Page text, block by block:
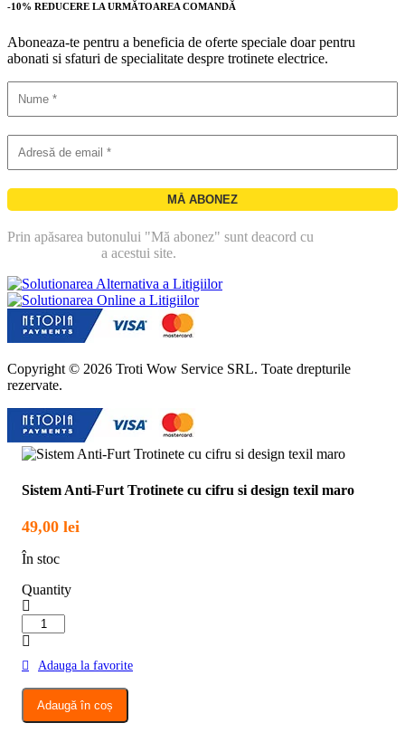
-10% REDUCERE LA URMĂTOAREA COMANDĂ
Aboneaza-te pentru a beneficia de oferte speciale doar pentru
abonati si sfaturi de specialitate despre trotinete electrice.
Prin apăsarea butonului "Mă abonez" sunt deacord cu
a acestui site.
Copyright © 2026 Troti Wow Service SRL. Toate drepturile
rezervate.
Sistem Anti-Furt Trotinete cu cifru si design texil maro
49,00 lei
În stoc
Quantity
Cantitate
Sistem
Furt
Trotinete
cifru
Adauga la favorite
Adaugă în coș